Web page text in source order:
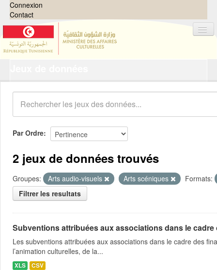
Connexion
Contact
Organisations
Groupes
Demandes 0
À propos
Par Ordre
2 jeux de données trouvés
Groupes: Arts audio-visuels Arts scéniques
Formats:
Filtrer les resultats
Subventions attribuées aux associations dans le
Les subventions attribuées aux associations dans le cadre des
l’animation culturelles, de la...
XLS CSV